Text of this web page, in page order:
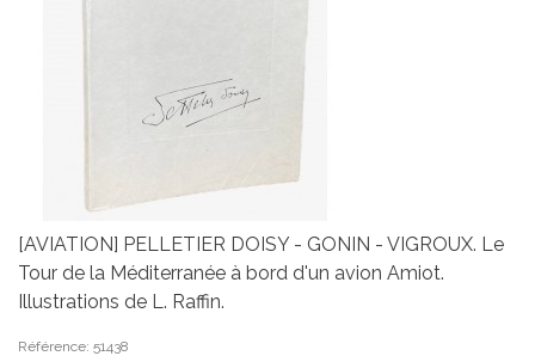
[AVIATION] PELLETIER DOISY - GONIN - VIGROUX. Le
Tour de la Méditerranée à bord d'un avion Amiot.
Illustrations de L. Raffin.
Référence: 51438